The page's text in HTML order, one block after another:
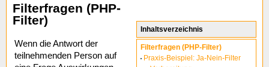
Inhaltsverzeichnis
Filterfragen (PHP-Filter)
Praxis-Beispiel: Ja-Nein-Filter
Filterfragen (PHP-
Filter)
Wenn die Antwort der
teilnehmenden Person auf